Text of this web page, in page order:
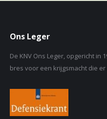
Ons Leger
De KNV Ons Leger, opgericht in
bres voor een krijgsmacht die